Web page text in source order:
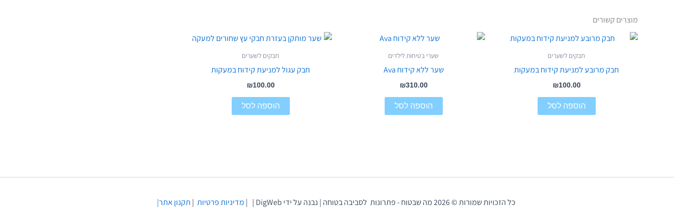
מוצרים קשורים
חבקים לשערים
חבק מרובע למניעת קידוח במעקות
₪100.00
הוספה לסל
שערי בטיחות לילדים
שער ללא קידוח Ava
₪310.00
הוספה לסל
חבקים לשערים
חבק עגול למניעת קידוח במעקות
₪100.00
הוספה לסל
כל הזכויות שמורות © 2026 מה שבטוח - פתרונות לסביבה בטוחה | נבנה על ידי DigWeb | | מדיניות פרטיות | תקנוןאתר|